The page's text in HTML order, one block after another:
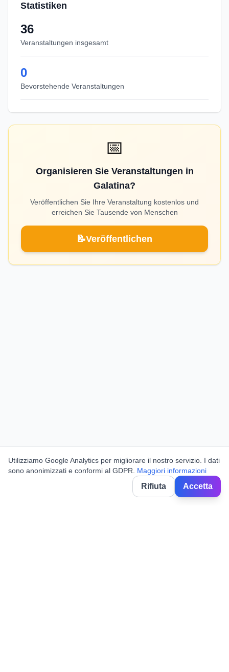
Utilizziamo Google Analytics per migliorare il nostro servizio. I dati
sono anonimizzati e conformi al GDPR.
Maggiori informazioni
Rifiuta Accetta
Statistiken
36
Veranstaltungen insgesamt
0
Bevorstehende Veranstaltungen
📅
Organisieren Sie Veranstaltungen in
Galatina?
Veröffentlichen Sie Ihre Veranstaltung kostenlos und
erreichen Sie Tausende von Menschen
📝Veröffentlichen